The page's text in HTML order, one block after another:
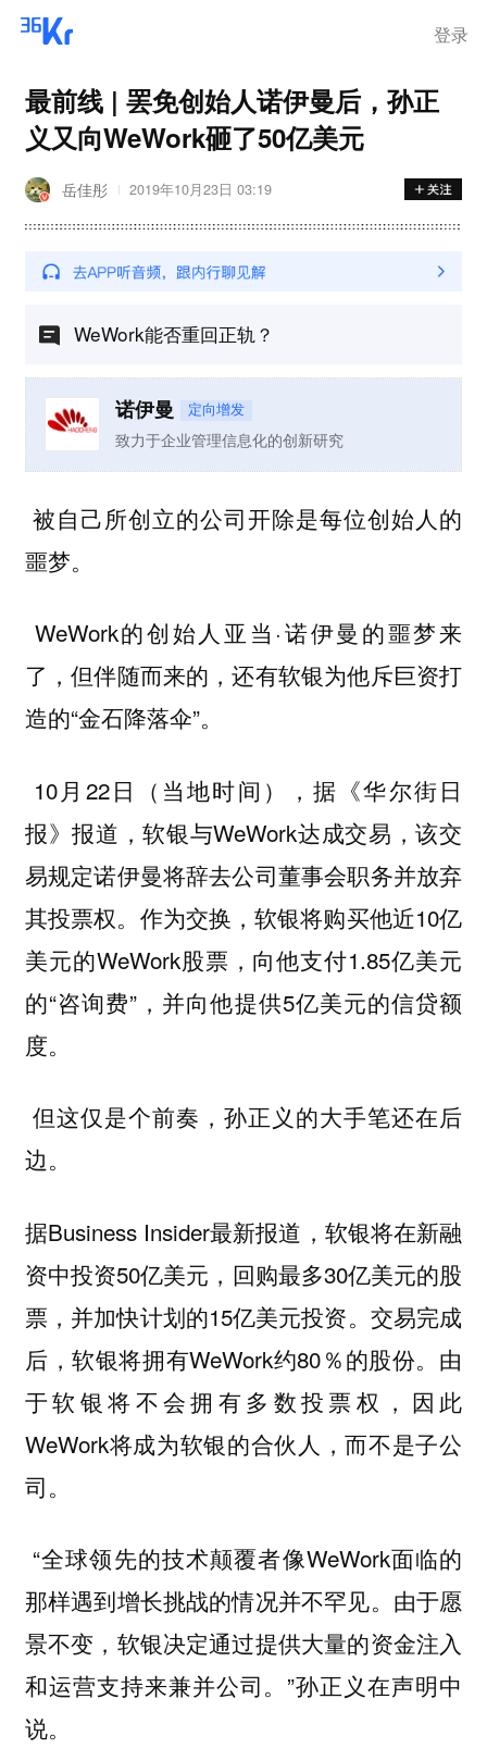
登录
最前线 | 罢免创始人诺伊曼后，孙正
义又向WeWork砸了50亿美元
岳佳彤 2019年10月23日 03:19
WeWork能否重回正轨？
诺伊曼 定向增发
致力于企业管理信息化的创新研究
被自己所创立的公司开除是每位创始人的
噩梦。
WeWork的创始人亚当·诺伊曼的噩梦来
了，但伴随而来的，还有软银为他斥巨资打
造的“金石降落伞”。
10月22日（当地时间），据《华尔街日
报》报道，软银与WeWork达成交易，该交
易规定诺伊曼将辞去公司董事会职务并放弃
其投票权。作为交换，软银将购买他近10亿
美元的WeWork股票，向他支付1.85亿美元
的“咨询费”，并向他提供5亿美元的信贷额
度。
但这仅是个前奏，孙正义的大手笔还在后
边。
据Business Insider最新报道，软银将在新融
资中投资50亿美元，回购最多30亿美元的股
票，并加快计划的15亿美元投资。交易完成
后，软银将拥有WeWork约80％的股份。由
于软银将不会拥有多数投票权，因此
WeWork将成为软银的合伙人，而不是子公
司。
“全球领先的技术颠覆者像WeWork面临的
那样遇到增长挑战的情况并不罕见。由于愿
景不变，软银决定通过提供大量的资金注入
和运营支持来兼并公司。”孙正义在声明中
说。